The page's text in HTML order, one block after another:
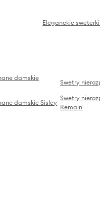
Eleganckie
damskie
Swetry
damskie Sisley
Swetry
Remain